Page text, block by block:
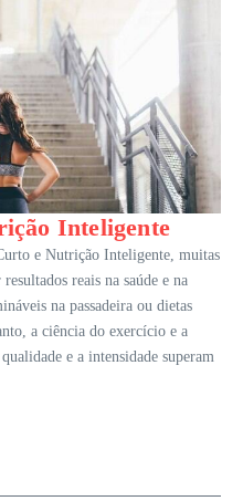
Inteligente
e Nutrição Inteligente, muitas
reais na saúde e na
na passadeira ou dietas
a ciência do exercício e a
e a intensidade superam